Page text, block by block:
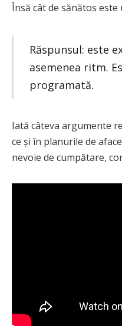
Însă cât de sănătos
Răspunsul: este
asemenea ritm.
programată.
Iată câteva argumente
ce și în planurile de
nevoie de cumpătare,